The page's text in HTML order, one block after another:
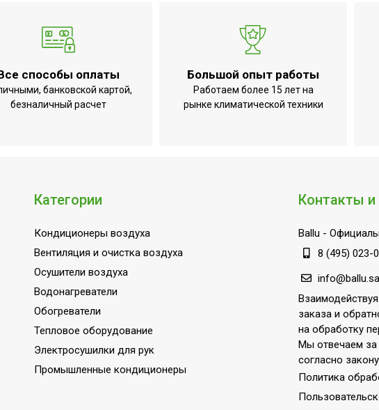
29.6
Да
Бойлеры
Нет
Да
теплообменника (80/10/45°С)
24
1
25-30
Нет
Нерж. сталь
способы оплаты
банковской картой,
безналичный расчет
Большой опыт работы
Работаем более 15 лет на
рынке климатической техники
Категории
Кондиционеры воздуха
Вентиляция и очистка воздуха
Осушители воздуха
Водонагреватели
Обогреватели
Тепловое оборудование
Электросушилки для рук
Промышленные кондиционеры
Контакты
Ballu -
8 (495) 023-
заказа и
на обработку
Мы отвечаем за
согласно
Политика